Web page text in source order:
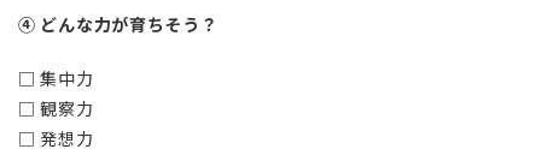
④ どんな力が育ちそう？
□ 集中力
□ 観察力
□ 発想力